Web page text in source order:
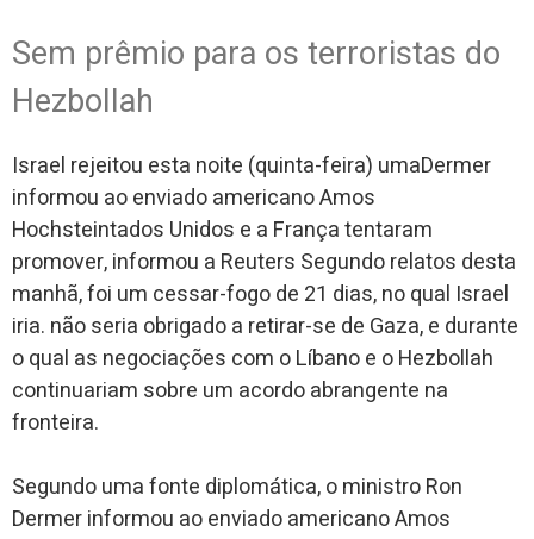
Sem prêmio para os terroristas do
Hezbollah
Israel rejeitou esta noite (quinta-feira) umaDermer
informou ao enviado americano Amos
Hochsteintados Unidos e a França tentaram
promover, informou a Reuters Segundo relatos desta
manhã, foi um cessar-fogo de 21 dias, no qual Israel
iria. não seria obrigado a retirar-se de Gaza, e durante
o qual as negociações com o Líbano e o Hezbollah
continuariam sobre um acordo abrangente na
fronteira.
Segundo uma fonte diplomática, o ministro Ron
Dermer informou ao enviado americano Amos